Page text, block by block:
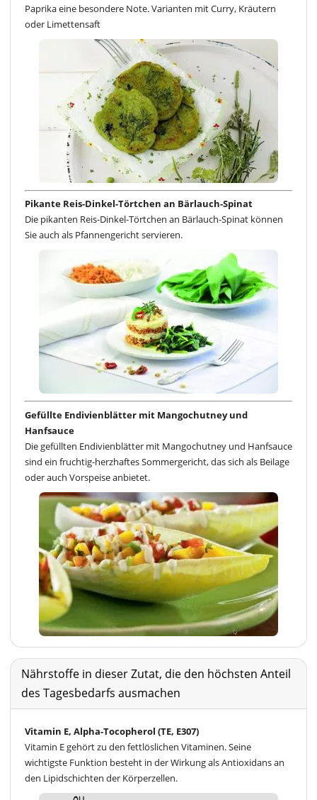
Paprika eine besondere Note. Varianten mit Curry, Kräutern
oder Limettensaft
Pikante Reis-Dinkel-Törtchen an Bärlauch-Spinat
Die pikanten Reis-Dinkel-Törtchen an Bärlauch-Spinat können
Sie auch als Pfannengericht servieren.
Gefüllte Endivienblätter mit Mangochutney und
Hanfsauce
Die gefüllten Endivienblätter mit Mangochutney und Hanfsauce
sind ein fruchtig-herzhaftes Sommergericht, das sich als Beilage
oder auch Vorspeise anbietet.
Nährstoffe in dieser Zutat, die den höchsten Anteil
des Tagesbedarfs ausmachen
Vitamin E, Alpha-Tocopherol (TE, E307)
Vitamin E gehört zu den fettlöslichen Vitaminen. Seine
wichtigste Funktion besteht in der Wirkung als Antioxidans an
den Lipidschichten der Körperzellen.